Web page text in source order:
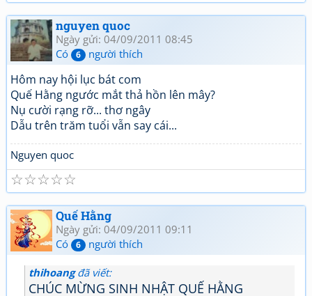
nguyen quoc
Ngày gửi: 04/09/2011 08:45
Có
6 người thích
Hôm nay hội lục bát com
Quế Hằng ngước mắt thả hồn lên mây?
Nụ cười rạng rỡ... thơ ngây
Dẫu trên trăm tuổi vẫn say cái...
Nguyen quoc
☆
☆
☆
☆
☆
Quế Hằng
Ngày gửi: 04/09/2011 09:11
Có
6 người thích
thihoangđã viết:
CHÚC MỪNG SINH NHẬT QUẾ HẰNG